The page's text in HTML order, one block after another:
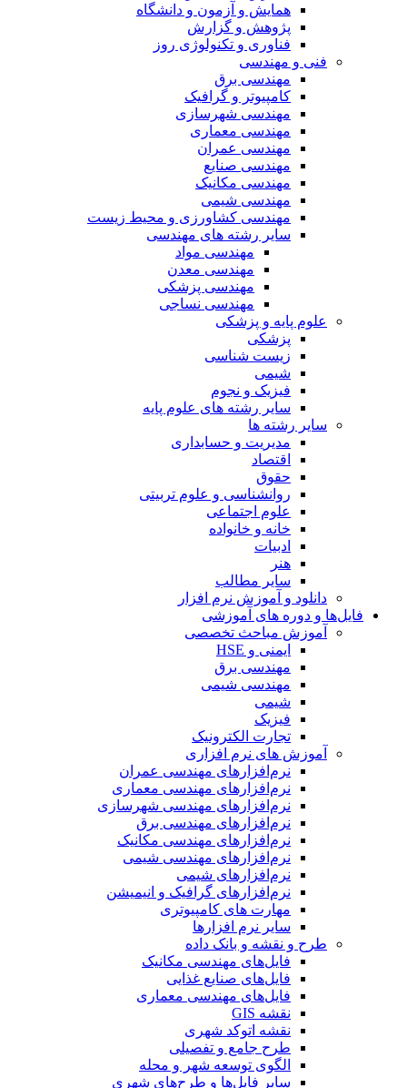
همایش و آزمون و دانشگاه
پژوهش و گزارش
فناوری و تکنولوژی روز
فنی و مهندسی
مهندسی برق
کامپیوتر و گرافیک
مهندسی شهرسازی
مهندسی معماری
مهندسی عمران
مهندسی صنایع
مهندسی مکانیک
مهندسی شیمی
مهندسی کشاورزی و محیط زیست
سایر رشته های مهندسی
مهندسی مواد
مهندسی معدن
مهندسی پزشکی
مهندسی نساجی
علوم پایه و پزشکی
پزشکی
زیست شناسی
شیمی
فیزیک و نجوم
سایر رشته های علوم پایه
سایر رشته ها
مدیریت و حسابداری
اقتصاد
حقوق
روانشناسی و علوم تربیتی
علوم اجتماعی
خانه و خانواده
ادبیات
هنر
سایر مطالب
دانلود و آموزش نرم افزار
فایل‌ها و دوره های آموزشی
آموزش مباحث تخصصی
ایمنی و HSE
مهندسی برق
مهندسی شیمی
شیمی
فیزیک
تجارت الکترونیک
آموزش های نرم افزاری
نرم‌افزارهای مهندسی عمران
نرم‌افزارهای مهندسی معماری
نرم‌افزارهای مهندسی شهرسازی
نرم‌افزارهای مهندسی برق
نرم‌افزارهای مهندسی مکانیک
نرم‌افزارهای مهندسی شیمی
نرم‌افزارهای شیمی
نرم‌افزارهای گرافیک و انیمیشن
مهارت های کامپیوتری
سایر نرم افزارها
طرح و نقشه و بانک داده
فایل‌های مهندسی مکانیک
فایل‌های صنایع غذایی
فایل‌های مهندسی معماری
نقشه GIS
نقشه اتوکد شهری
طرح جامع و تفصیلی
الگوی توسعه شهر و محله
سایر فایل‌ها و طرح‌های شهری